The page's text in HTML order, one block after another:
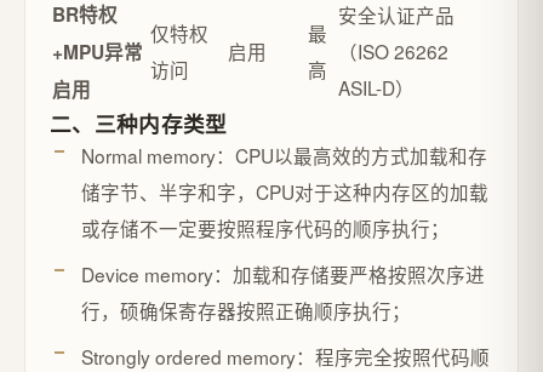
BR特权
+MPU异常
启用
仅特权
访问
启用
最
高
安全认证产品
（ISO 26262
ASIL-D）
二、三种内存类型
Normal memory：CPU以最高效的方式加载和存
储字节、半字和字，CPU对于这种内存区的加载
或存储不一定要按照程序代码的顺序执行；
Device memory：加载和存储要严格按照次序进
行，硕确保寄存器按照正确顺序执行；
Strongly ordered memory：程序完全按照代码顺